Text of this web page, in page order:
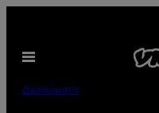
περιεχόμενο
Ανοίξτε
Δικαιώματα